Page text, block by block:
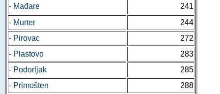
- Mađare
241
- Murter
244
- Pirovac
272
- Plastovo
283
- Podorljak
285
- Primošten
288